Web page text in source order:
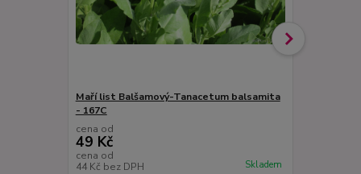
Maří list Balšamový-Tanacetum balsamita
- 167C
cena od
49 Kč
cena od
44 Kč bez DPH Skladem